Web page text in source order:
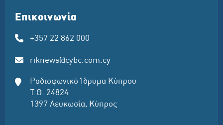
Επικοινωνία
+357 22 862 000
riknews@cybc.com.cy
Ραδιοφωνικό Ίδρυμα Κύπρου
Τ.Θ. 24824
1397 Λευκωσία, Κύπρος